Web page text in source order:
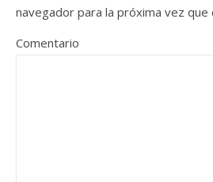
navegador para la próxima vez que
Comentario